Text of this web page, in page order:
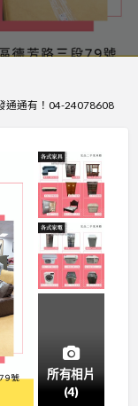
通通有！04-24078608
所有相片
(4)